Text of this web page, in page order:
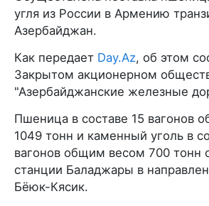
угля из России в Армению
Азербайджан.
Как передает Day.Az, об этом
Закрытом акционерном
"Азербайджанские железные
Пшеница в составе 15 вагонов
1049 тонн и каменный уголь в
вагонов общим весом 700 тонн
станции Баладжары в
Бёюк-Кясик.